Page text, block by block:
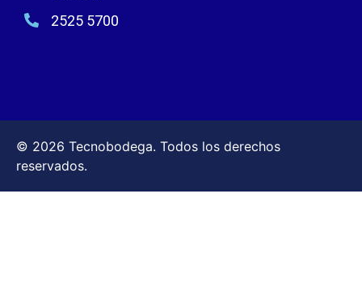
2525 5700
© 2026 Tecnobodega. Todos los derechos
reservados.